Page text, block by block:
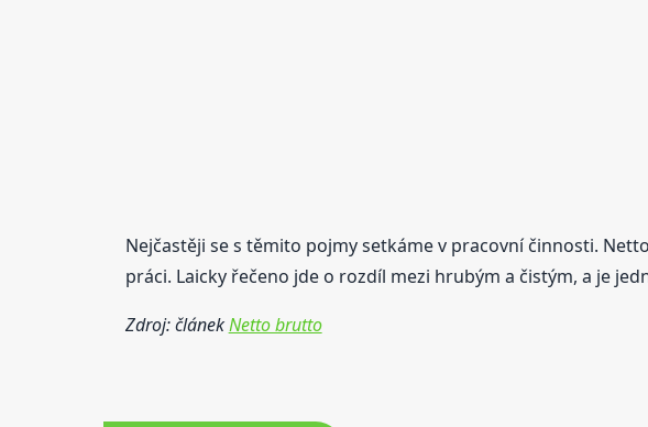
Nejčastěji se s těmito pojmy setkáme v pracovní činnosti.
práci. Laicky řečeno jde o rozdíl mezi hrubým a čistým, a je
Zdroj: článekNetto brutto